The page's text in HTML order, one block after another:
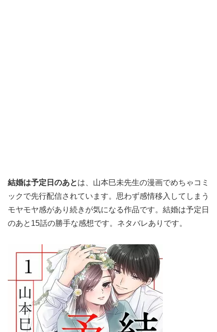
結婚は予定日のあとは、山本巳未先生の漫画でめちゃコミ
ックで先行配信されています。思わず感情移入してしまう
モヤモヤ感があり続きが気になる作品です。結婚は予定日
のあと15話の勝手な感想です。ネタバレありです。